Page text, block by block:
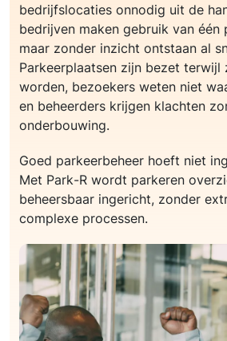
bedrijfslocaties onnodig uit de
bedrijven maken gebruik van één
maar zonder inzicht ontstaan al
Parkeerplaatsen zijn bezet terwijl
worden, bezoekers weten niet
en beheerders krijgen klachten
onderbouwing.
Goed parkeerbeheer hoeft niet
Met Park-R wordt parkeren
beheersbaar ingericht, zonder
complexe processen.